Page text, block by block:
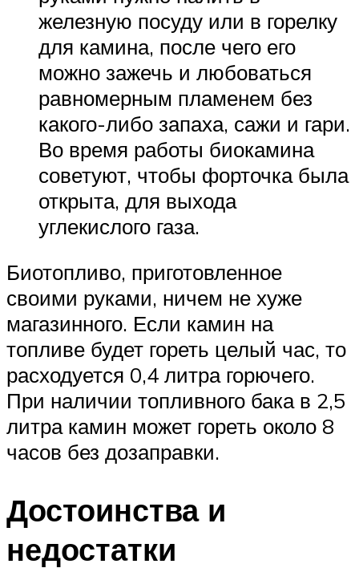
железную посуду или в горелку
для камина, после чего его
можно зажечь и любоваться
равномерным пламенем без
какого-либо запаха, сажи и гари.
Во время работы биокамина
советуют, чтобы форточка была
открыта, для выхода
углекислого газа.
Биотопливо, приготовленное
своими руками, ничем не хуже
магазинного. Если камин на
топливе будет гореть целый час, то
расходуется 0,4 литра горючего.
При наличии топливного бака в 2,5
литра камин может гореть около 8
часов без дозаправки.
Достоинства и
недостатки